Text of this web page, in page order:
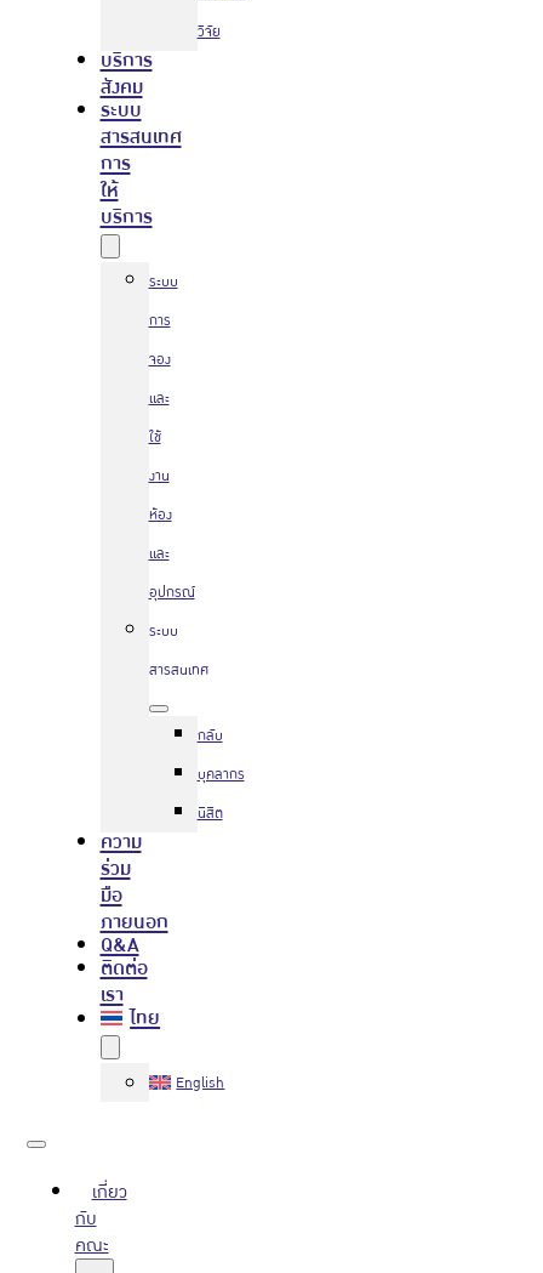
วิจัย
บริการ
สังคม
ระบบ
สารสนเทศ
การ
ให้
บริการ
ระบบ
การ
จอง
และ
ใช้
งาน
ห้อง
และ
อุปกรณ์
ระบบ
สารสนเทศ
กลับ
บุคลากร
นิสิต
ความ
ร่วม
มือ
ภายนอก
Q&A
ติดต่อ
เรา
ไทย
English
เกี่ยว
กับ
คณะ